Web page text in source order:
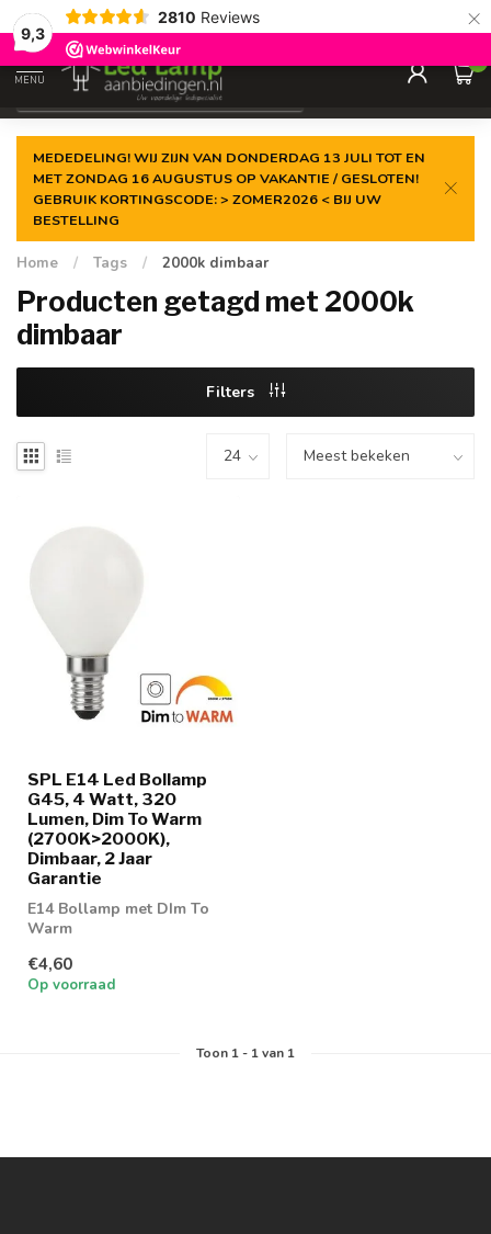
9,3
2810 Reviews ×
Gegarandeerde delaagste prijs
MENU
0
MEDEDELING! WIJ ZIJN VAN DONDERDAG 13 JULI TOT EN
MET ZONDAG 16 AUGUSTUS OP VAKANTIE / GESLOTEN!
GEBRUIK KORTINGSCODE: > ZOMER2026 < BIJ UW
BESTELLING
Home / Tags / 2000k dimbaar
Producten getagd met 2000k
dimbaar
Filters
SPL E14 Led Bollamp
G45, 4 Watt, 320
Lumen, Dim To Warm
(2700K>2000K),
Dimbaar, 2 Jaar
Garantie
E14 Bollamp met DIm To
Warm
€4,60
Op voorraad
Toon 1- 1van 1